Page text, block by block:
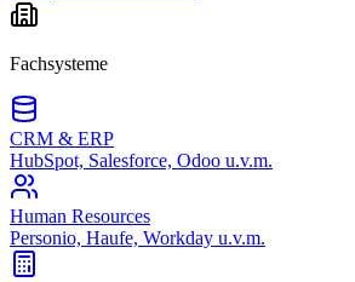
Fachsysteme
CRM & ERP
HubSpot, Salesforce, Odoo u.v.m.
Human Resources
Personio, Haufe, Workday u.v.m.